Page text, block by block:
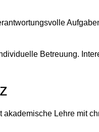
Betreuung.
Lehre mit